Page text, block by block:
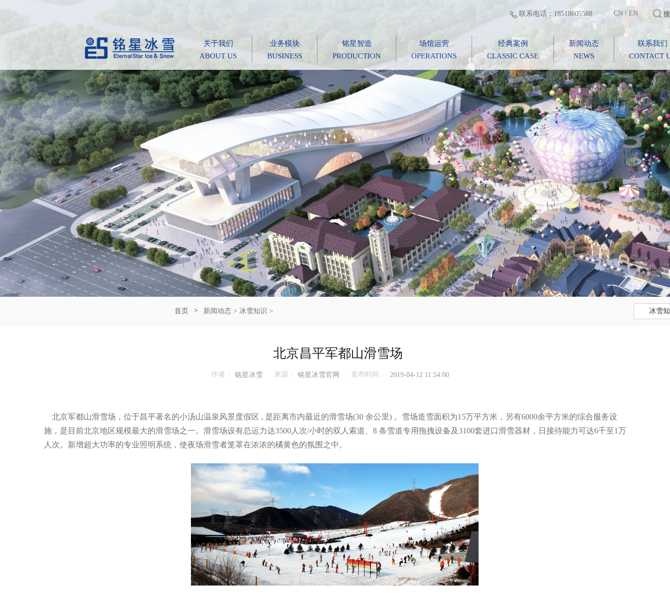
关于我们
ABOUT US
业务模块
BUSINESS
铭星智造
PRODUCTION
场馆运营
OPERATIONS
经典案例
CLASSIC CASE
新闻动态
NEWS
联系我们
CONTACT
CN| EN
联系电话：18518605588
冰雪
首页 > 新闻动态 > 冰雪知识 >
北京昌平军都山滑雪场
作者： 铭星冰雪 来源： 铭星冰雪官网 发布时间： 2019-04-12 11:54:00
北京军都山滑雪场，位于昌平著名的小汤山温泉风景度假区 , 是距离市内最近的滑雪场(30 余公里) 。雪场造雪面积为15万平方米，另有6000余平方米的综合服务设
施，是目前北京地区规模最大的滑雪场之一。滑雪场设有总运力达3500人次/小时的双人索道、8 条雪道专用拖拽设备及3100套进口滑雪器材，日接待能力可达6千至1万
人次。新增超大功率的专业照明系统，使夜场滑雪者笼罩在浓浓的橘黄色的氛围之中。